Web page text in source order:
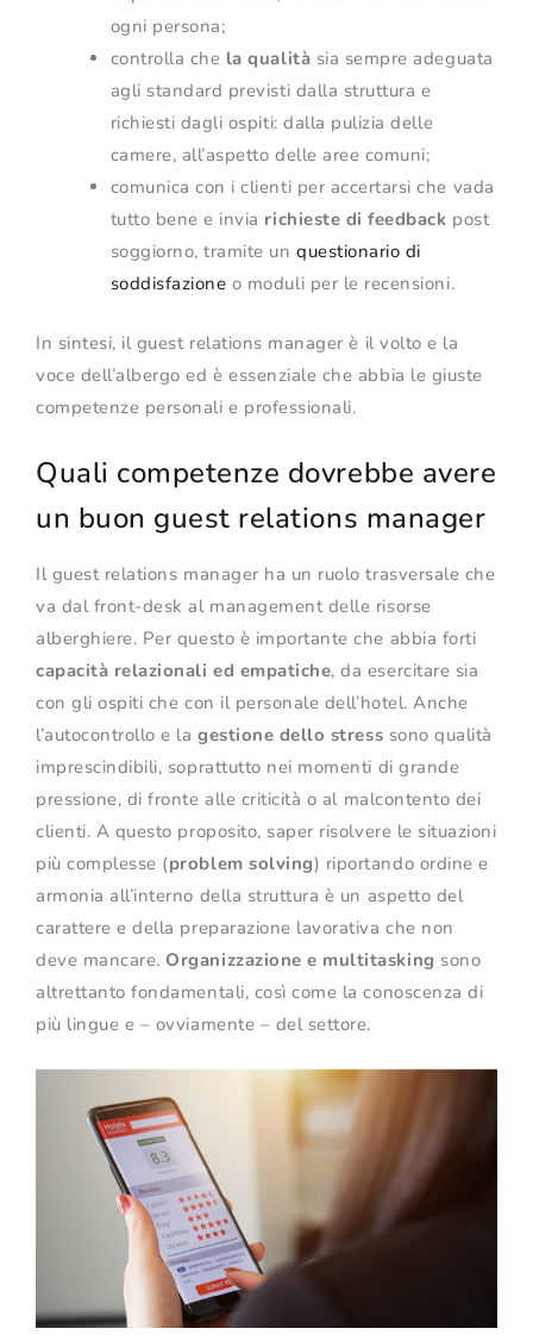
ogni persona;
controlla che la qualità sia sempre adeguata
agli standard previsti dalla struttura e
richiesti dagli ospiti: dalla pulizia delle
camere, all’aspetto delle aree comuni;
comunica con i clienti per accertarsi che vada
tutto bene e invia richieste di feedback post
soggiorno, tramite unquestionario di
soddisfazione o moduli per le recensioni.
In sintesi, il guest relations manager è il volto e la
voce dell’albergo ed è essenziale che abbia le giuste
competenze personali e professionali.
Quali competenze dovrebbe avere
un buon guest relations manager
Il guest relations manager ha un ruolo trasversale che
va dal front-desk al management delle risorse
alberghiere. Per questo è importante che abbia forti
capacità relazionali ed empatiche, da esercitare sia
con gli ospiti che con il personale dell’hotel. Anche
l’autocontrollo e lagestione dello stress sono qualità
imprescindibili, soprattutto nei momenti di grande
pressione, di fronte alle criticità o al malcontento dei
clienti. A questo proposito, saper risolvere le situazioni
più complesse (problem solving) riportando ordine e
armonia all’interno della struttura è un aspetto del
carattere e della preparazione lavorativa che non
deve mancare. Organizzazione e multitasking sono
altrettanto fondamentali, così come la conoscenza di
più lingue e – ovviamente – del settore.